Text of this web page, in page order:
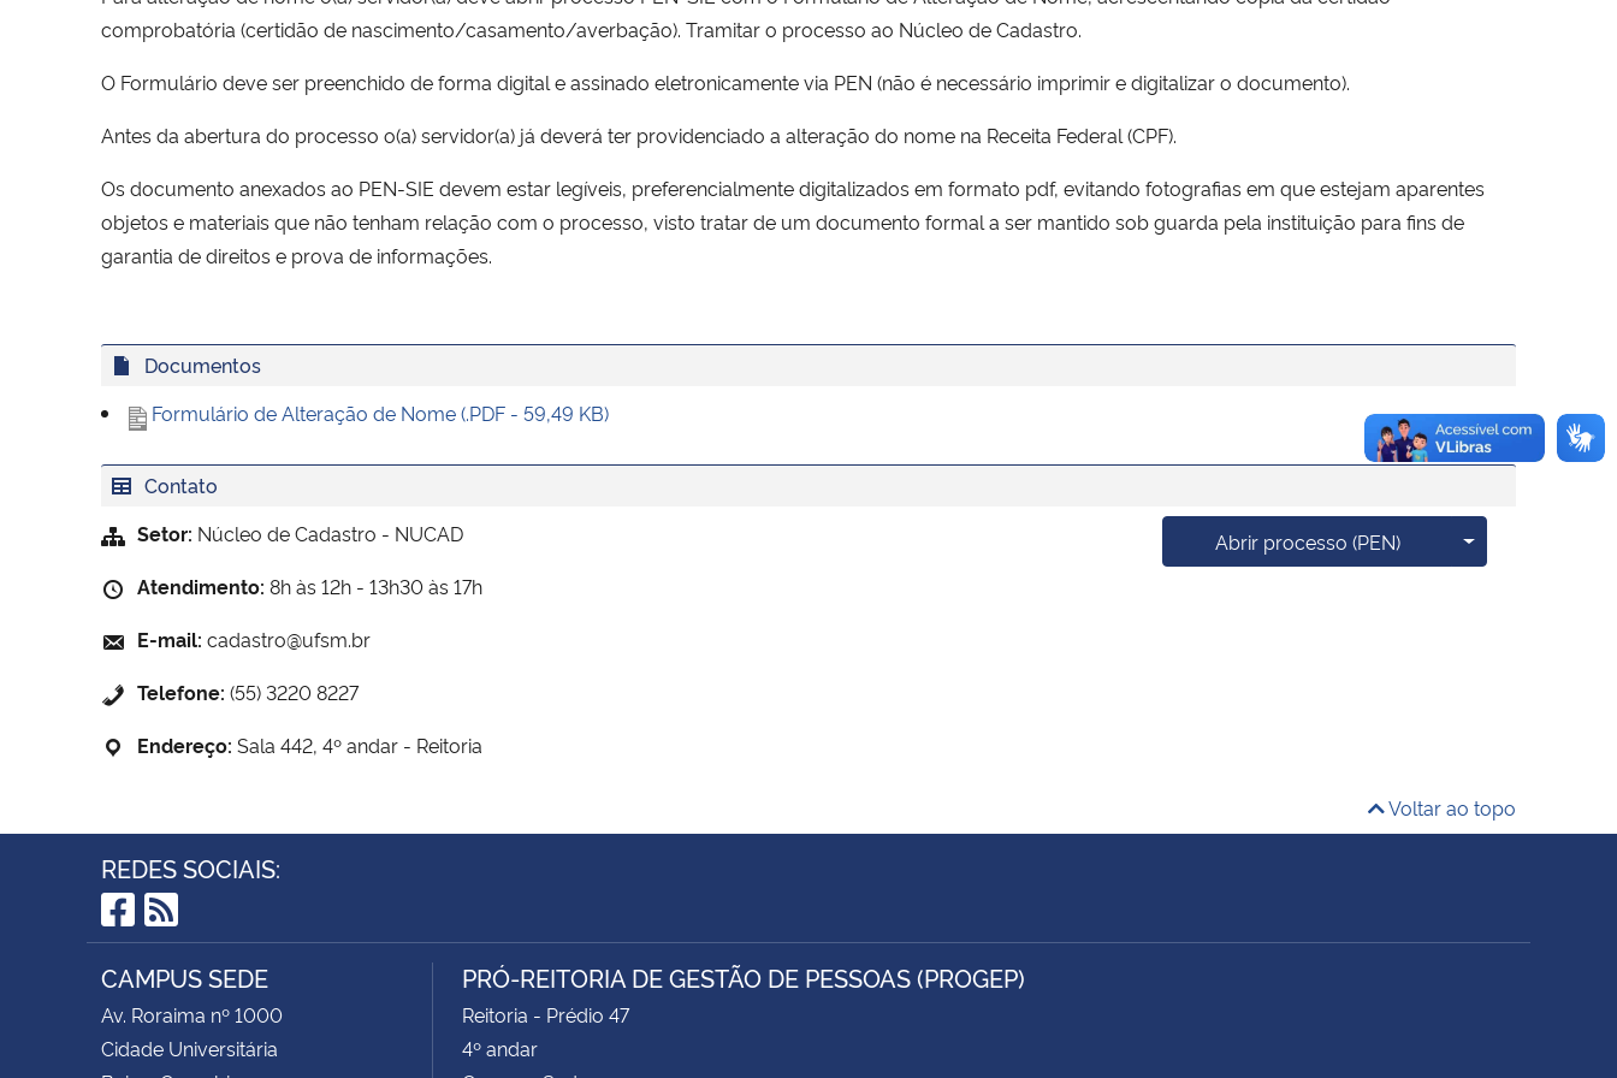
comprobatória (certidão de nascimento/casamento/averbação). Tramitar o processo ao Núcleo de Cadastro.
O Formulário deve ser preenchido de forma digital e assinado eletronicamente via PEN (não é necessário imprimir e digitalizar o documento).
Antes da abertura do processo o(a) servidor(a) já deverá ter providenciado a alteração do nome na Receita Federal (CPF).
Os documento anexados ao PEN-SIE devem estar legíveis, preferencialmente digitalizados em formato pdf, evitando fotografias em que estejam aparentes
objetos e materiais que não tenham relação com o processo, visto tratar de um documento formal a ser mantido sob guarda pela instituição para fins de
garantia de direitos e prova de informações.
Documentos
Formulário de Alteração de Nome (.PDF - 59,49 KB)
Contato
Setor: Núcleo de Cadastro - NUCAD
Atendimento: 8h às 12h - 13h30 às 17h
E-mail: cadastro@ufsm.br
Telefone: (55) 3220 8227
Endereço: Sala 442, 4º andar - Reitoria
Abrir processo (PEN) Mais opções
Voltar ao topo
REDES SOCIAIS:
Facebook
RSS
CAMPUS SEDE
Av. Roraima nº 1000
Cidade Universitária
PRÓ-REITORIA DE GESTÃO DE PESSOAS (PROGEP)
Reitoria - Prédio 47
4º andar